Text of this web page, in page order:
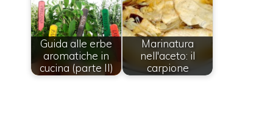
Guida alle erbe
aromatiche in
cucina (parte II)
Marinatura
nell'aceto: il
carpione